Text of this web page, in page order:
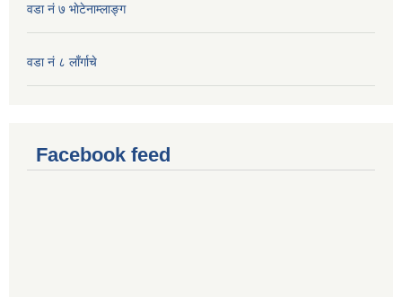
वडा नं ७ भाेटेनाम्लाङ्ग
वडा नं ८ लाँर्गाचे
Facebook feed